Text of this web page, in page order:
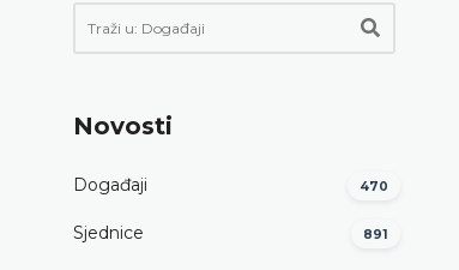
Novosti
Događaji 470
Sjednice 891